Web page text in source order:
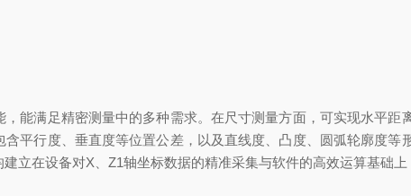
满足精密测量中的多种需求。在尺寸测量方面，可实现水平距
平行度、垂直度等位置公差，以及直线度、凸度、圆弧轮廓度
立在设备对X、Z1轴坐标数据的精准采集与软件的高效运算基础